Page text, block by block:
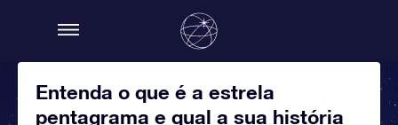
Entenda o que é a estrela
pentagrama e qual a sua história